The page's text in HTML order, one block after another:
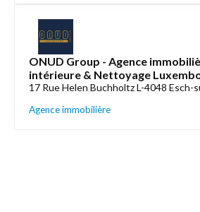
ONUD Group - Agence
intérieure & Nettoyage
17 Rue Helen Buchholtz L-4048
Agence immobilière